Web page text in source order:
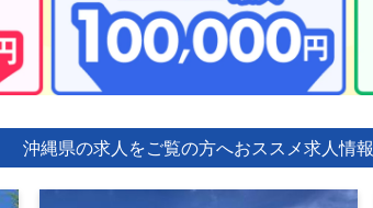
沖縄県の求人をご覧の方へおススメ求人情報